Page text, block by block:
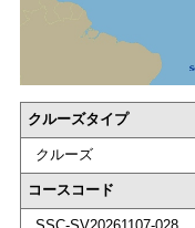
クルーズタイプ
クルーズ
コースコード